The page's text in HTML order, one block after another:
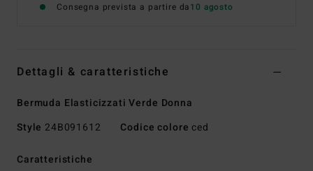
Consegna prevista a partire da10 agosto
Dettagli & caratteristiche
Bermuda Elasticizzati Verde Donna
Style 24B091612 Codice colore ced
Caratteristiche